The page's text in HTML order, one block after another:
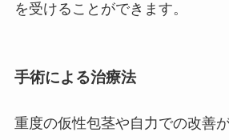
を受けることができます。
手術による治療法
重度の仮性包茎や自力での改善